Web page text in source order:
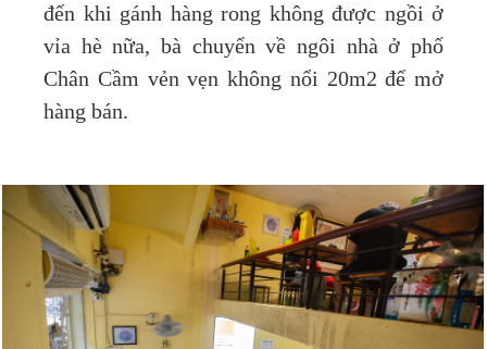
đến khi gánh hàng rong không được ngồi ở
vỉa hè nữa, bà chuyển về ngôi nhà ở phố
Chân Cầm vẻn vẹn không nổi 20m2 để mở
hàng bán.